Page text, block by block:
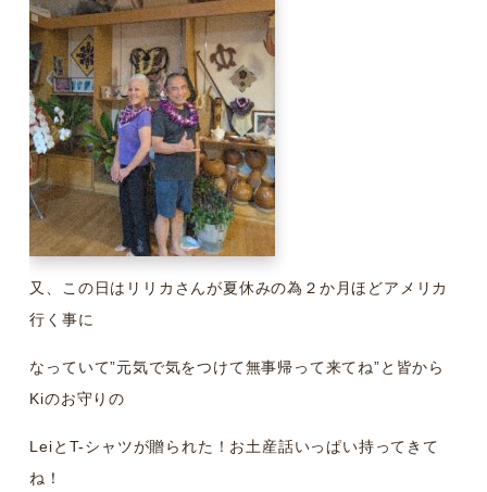
又、この日はリリカさんが夏休みの為２か月ほどアメリカ
行く事に
なっていて”元気で気をつけて無事帰って来てね”と皆から
Kiのお守りの
LeiとT-シャツが贈られた！お土産話いっぱい持ってきて
ね！